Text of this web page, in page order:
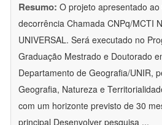
Resumo: O projeto apresentado
decorrência Chamada CNPq/MCTI
UNIVERSAL. Será executado no
Graduação Mestrado e Doutorado
Departamento de Geografia/UNIR,
Geografia, Natureza e
com um horizonte previsto de 30
principal Desenvolver pesquisa ...